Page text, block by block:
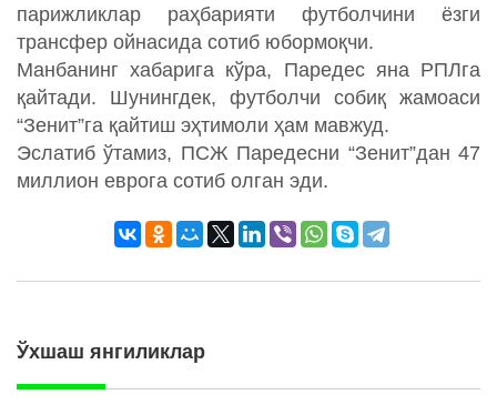
парижликлар раҳбарияти футболчини ёзги
трансфер ойнасида сотиб юбормоқчи.
Манбанинг хабарига кўра, Паредес яна РПЛга
қайтади. Шунингдек, футболчи собиқ жамоаси
“Зенит”га қайтиш эҳтимоли ҳам мавжуд.
Эслатиб ўтамиз, ПСЖ Паредесни “Зенит”дан 47
миллион еврога сотиб олган эди.
Ўхшаш янгиликлар